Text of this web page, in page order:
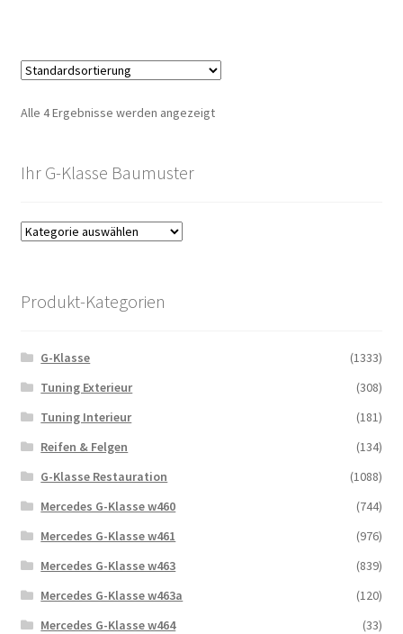
Alle 4 Ergebnisse werden angezeigt
Ihr G-Klasse Baumuster
Produkt-Kategorien
G-Klasse
(1333)
Tuning Exterieur
(308)
Tuning Interieur
(181)
Reifen & Felgen
(134)
G-Klasse Restauration
(1088)
Mercedes G-Klasse w460
(744)
Mercedes G-Klasse w461
(976)
Mercedes G-Klasse w463
(839)
Mercedes G-Klasse w463a
(120)
Mercedes G-Klasse w464
(33)